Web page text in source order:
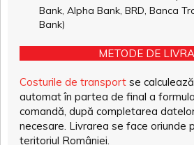
Bank, Alpha Bank, BRD, Banca
Bank)
METODE DE
Costurile de transport se calculează
automat în partea de final a
comandă, după completarea
necesare. Livrarea se face oriunde
teritoriul României.